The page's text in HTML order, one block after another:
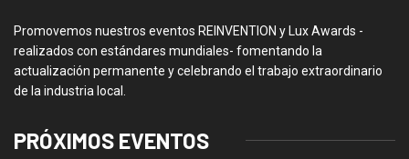
Promovemos nuestros eventos REINVENTION y Lux Awards -
realizados con estándares mundiales- fomentando la
actualización permanente y celebrando el trabajo extraordinario
de la industria local.
PRÓXIMOS EVENTOS